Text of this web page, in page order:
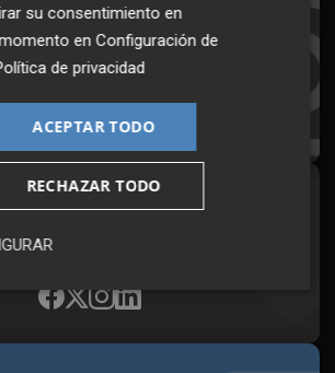
al Boletín
días a primera hora en tu email
en redes
desde cualquier medio
su consentimiento en
enConfiguración de
de privacidad
ACEPTAR TODO
RECHAZAR TODO